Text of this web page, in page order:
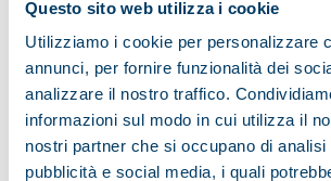
Questo sito web utilizza i cookie
Utilizziamo i cookie per personalizzare
annunci, per fornire funzionalità dei
analizzare il nostro traffico.
informazioni sul modo in cui utilizza il
nostri partner che si occupano di analisi
pubblicità e social media, i quali
almacén cerca de la empresa, que le
abastecer también a toda la región del